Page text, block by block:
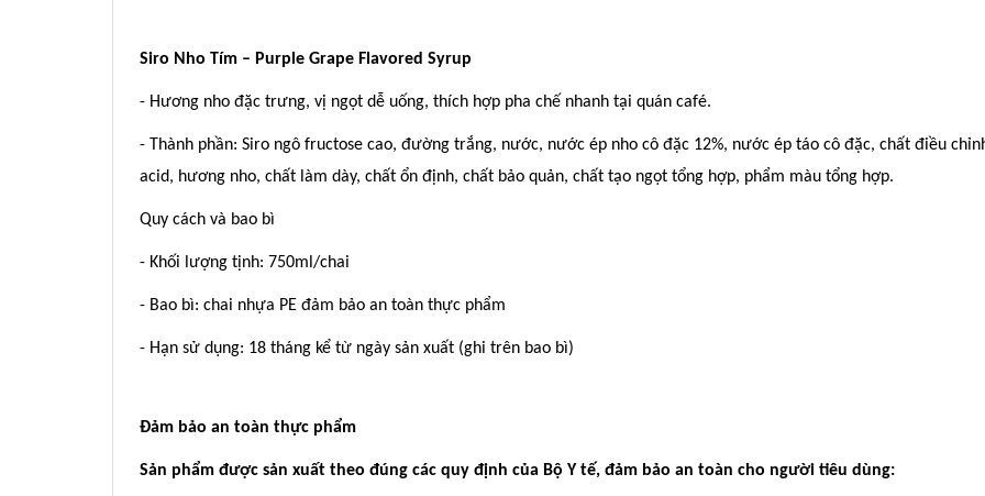
Siro Nho Tím – Purple Grape Flavored Syrup
- Hương nho đặc trưng, vị ngọt dễ uống, thích hợp pha chế nhanh tại quán café.
- Thành phần: Siro ngô fructose cao, đường trắng, nước, nước ép nho cô đặc 12%, nước ép táo cô đặc, chất điều
acid, hương nho, chất làm dày, chất ổn định, chất bảo quản, chất tạo ngọt tổng hợp, phẩm màu tổng hợp.
Quy cách và bao bì
- Khối lượng tịnh: 750ml/chai
- Bao bì: chai nhựa PE đảm bảo an toàn thực phẩm
- Hạn sử dụng: 18 tháng kể từ ngày sản xuất (ghi trên bao bì)
Đảm bảo an toàn thực phẩm
Sản phẩm được sản xuất theo đúng các quy định của Bộ Y tế, đảm bảo an toàn cho người tiêu dùng: